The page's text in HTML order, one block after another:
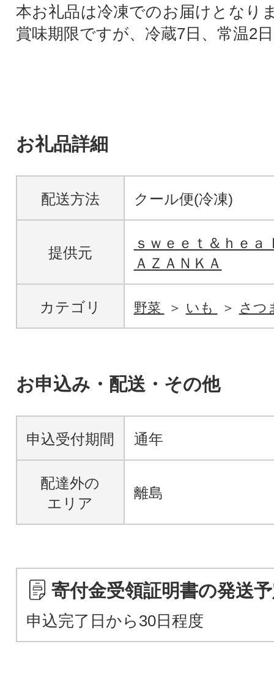
本お礼品は冷凍でのお届けとなり
賞味期限ですが、冷蔵7日、常温2
お礼品詳細
配送方法 クール便(冷凍)
提供元
ｓｗｅｅｔ＆ｈｅ
ＡＺＡＮＫＡ
カテゴリ 野菜 いも さつ
お申込み・配送・その他
申込受付期間 通年
配達外の
エリア
離島
寄付金受領証明書の発送
申込完了日から30日程度